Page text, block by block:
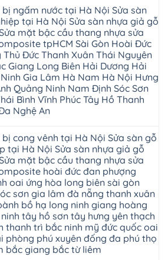
bị ngấm nước tại Hà Nội Sửa sàn
tại Hà Nội Sửa sàn nhựa giả gỗ
mặt bậc cầu thang nhựa sửa
tpHCM Sài Gòn Hoài Đức
Thủ Đức Thanh Xuân Thái Nguyên
Giang Long Biên Hải Dương Hải
Gia Lâm Hà Nam Hà Nội Hưng
Quảng Ninh Nam Định Sóc Sơn
Bình Vĩnh Phúc Tây Hồ Thanh
Nghệ An
bị cong vênh tại Hà Nội Sửa sàn gỗ
tại Hà Nội Sửa sàn nhựa giả gỗ
mặt bậc cầu thang nhựa sửa
hoài đức đan phượng
oai ứng hòa long biên sài gòn
sơn gia lâm đà nẵng thanh xuân
bồ hạ long ninh giang hoàng
tây hồ sơn tây hưng yên thạch
thanh trì bắc ninh mỹ đức quốc oai
phòng phú xuyên đống đa phú thọ
bắc giang bắc từ liêm